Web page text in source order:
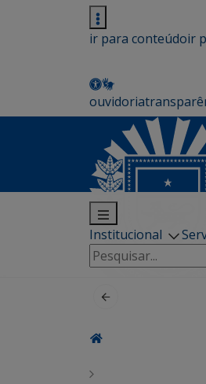
ir para conteúdoir
ouvidoria
Institucional
Pesquisar
por: